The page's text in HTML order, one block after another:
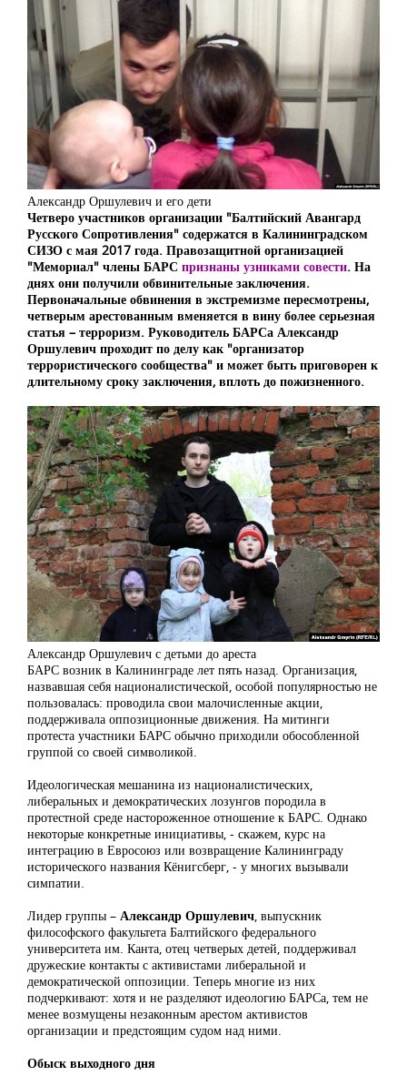
Александр Оршулевич и его дети
Четверо участников организации "Балтийский Авангард
Русского Сопротивления" содержатся в Калининградском
СИЗО с мая 2017 года. Правозащитной организацией
"Мемориал" члены БАРС признаны узниками совести. На
днях они получили обвинительные заключения.
Первоначальные обвинения в экстремизме пересмотрены,
четверым арестованным вменяется в вину более серьезная
статья – терроризм. Руководитель БАРСа Александр
Оршулевич проходит по делу как "организатор
террористического сообщества" и может быть приговорен к
длительному сроку заключения, вплоть до пожизненного.
Александр Оршулевич с детьми до ареста
БАРС возник в Калининграде лет пять назад. Организация,
назвавшая себя националистической, особой популярностью не
пользовалась: проводила свои малочисленные акции,
поддерживала оппозиционные движения. На митинги
протеста участники БАРС обычно приходили обособленной
группой со своей символикой.
Идеологическая мешанина из националистических,
либеральных и демократических лозунгов породила в
протестной среде настороженное отношение к БАРС. Однако
некоторые конкретные инициативы, - скажем, курс на
интеграцию в Евросоюз или возвращение Калининграду
исторического названия Кёнигсберг, - у многих вызывали
симпатии.
Лидер группы – Александр Оршулевич, выпускник
философского факультета Балтийского федерального
университета им. Канта, отец четверых детей, поддерживал
дружеские контакты с активистами либеральной и
демократической оппозиции. Теперь многие из них
подчеркивают: хотя и не разделяют идеологию БАРСа, тем не
менее возмущены незаконным арестом активистов
организации и предстоящим судом над ними.
Обыск выходного дня